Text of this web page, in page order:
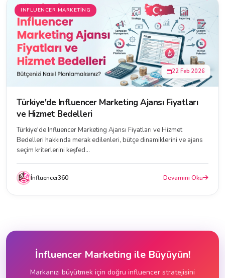
INFLUENCER MARKETING
22 Feb 2026
Türkiye'de Influencer Marketing Ajansı Fiyatları
ve Hizmet Bedelleri
Türkiye'de Influencer Marketing Ajansı Fiyatları ve Hizmet
Bedelleri hakkında merak edilenleri, bütçe dinamiklerini ve ajans
seçim kriterlerini keşfed...
İnfluencer360 Devamını Oku
İnfluencer Marketing ile Büyüyün!
Markanızı büyütmek için doğru influencer stratejisini